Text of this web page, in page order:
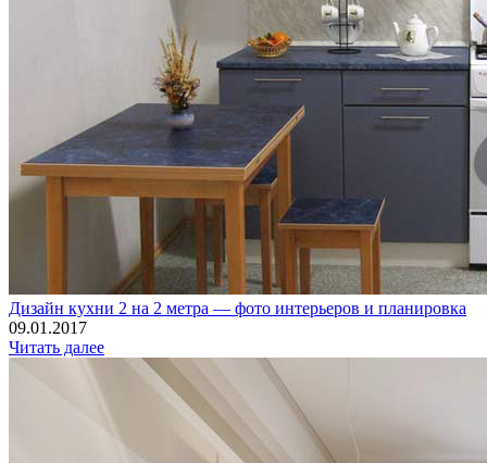
Дизайн кухни 2 на 2 метра — фото интерьеров и планировка
09.01.2017
Читать далее